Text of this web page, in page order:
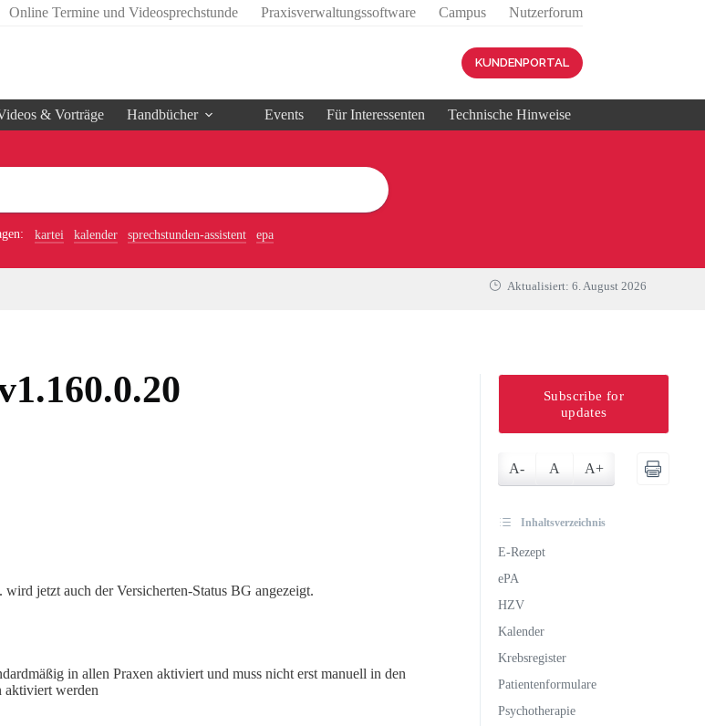
Online Termine und Videosprechstunde Praxisverwaltungssoftware Campus Nutzerforum
KUNDENPORTAL
& Vorträge Handbücher Events Für Interessenten Technische Hinweise
kartei kalender sprechstunden-assistent epa
Aktualisiert: 6. August 2026
wird jetzt auch der Versicherten-Status BG angezeigt.
in allen Praxen aktiviert und muss nicht erst manuell in den
aktiviert werden
Subscribe for
updates
A- A A+
Inhaltsverzeichnis
E-Rezept
ePA
HZV
Kalender
Krebsregister
Patientenformulare
Psychotherapie